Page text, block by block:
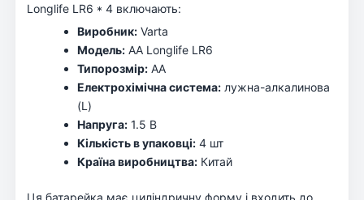
Longlife LR6 * 4 включають:
Виробник: Varta
Модель: AA Longlife LR6
Типорозмір: AA
Електрохімічна система: лужна-алкалинова
(L)
Напруга: 1.5 В
Кількість в упаковці: 4 шт
Країна виробництва: Китай
Ця батарейка має циліндричну форму і входить до